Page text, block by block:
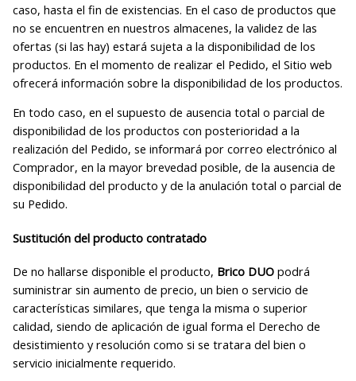
caso, hasta el fin de existencias. En el caso de productos que
no se encuentren en nuestros almacenes, la validez de las
ofertas (si las hay) estará sujeta a la disponibilidad de los
productos. En el momento de realizar el Pedido, el Sitio web
ofrecerá información sobre la disponibilidad de los productos.
En todo caso, en el supuesto de ausencia total o parcial de
disponibilidad de los productos con posterioridad a la
realización del Pedido, se informará por correo electrónico al
Comprador, en la mayor brevedad posible, de la ausencia de
disponibilidad del producto y de la anulación total o parcial de
su Pedido.
Sustitución del producto contratado
De no hallarse disponible el producto, Brico DUOpodrá
suministrar sin aumento de precio, un bien o servicio de
características similares, que tenga la misma o superior
calidad, siendo de aplicación de igual forma el Derecho de
desistimiento y resolución como si se tratara del bien o
servicio inicialmente requerido.